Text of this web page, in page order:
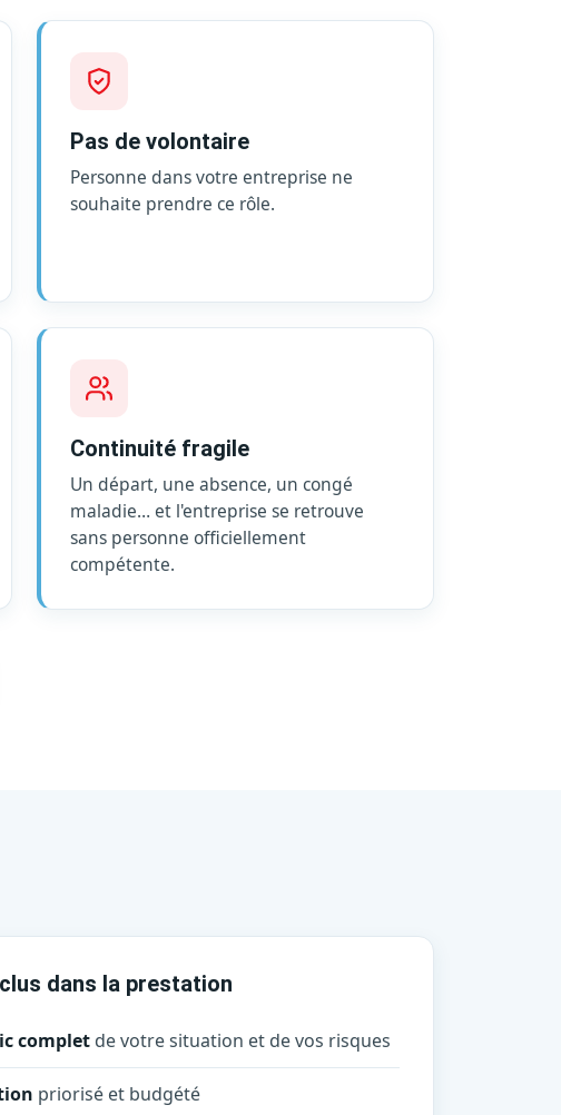
Pas de volontaire
Personne dans votre entreprise ne
souhaite prendre ce rôle.
Continuité fragile
Un départ, une absence, un congé
maladie… et l'entreprise se retrouve
sans personne officiellement
compétente.
dans la prestation
complet de votre situation et de vos risques
priorisé et budgété